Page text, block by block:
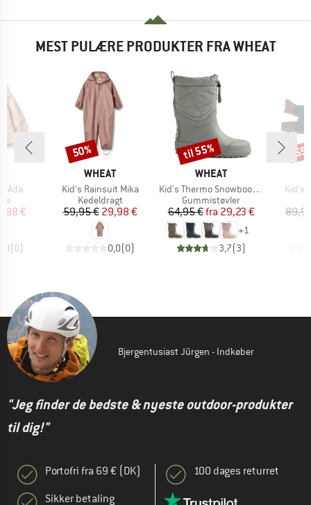
MEST PULÆRE PRODUKTER FRA WHEAT
Ada
pris
€
(0)
MÆRKE
WHEAT
Artikel
Kid's Rainsuit Mika
Produktgruppe
Kedeldragt
Pris
59,95 €Nedsat pris
29,98 €
0,0(0)
Rabat
50%
MÆRKE
WHEAT
Artikel
Kid's Thermo Snowboot Drizzle
Produktgruppe
Gummistøvler
Pris
64,95 € Nedsat pris
fra 29,23 €
+1
3,7(3)
Rabat
til 55%
Artikel
Kid's
Bjergentusiast Jürgen - Indkøber
"Jeg finder de bedste & nyeste outdoor-produkter
til dig!"
Portofri fra 69 € (DK)
Sikker betaling
100 dages returret